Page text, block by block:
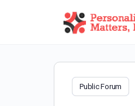
Public Forum